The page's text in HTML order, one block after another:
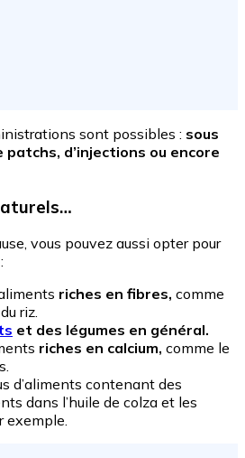
sont possibles : sous
patchs, d’injections ou encore
vous pouvez aussi opter pour
riches en fibres, comme
riz.
et des légumes en général.
riches en calcium, comme le
d’aliments contenant des
dans l’huile de colza et les
exemple.